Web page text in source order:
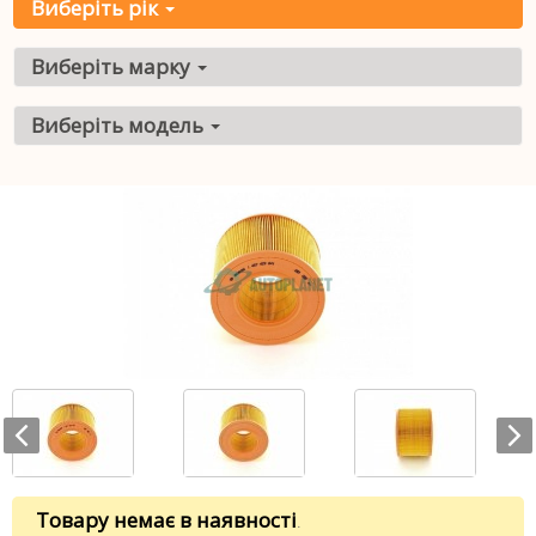
Виберіть рік
Виберіть марку
Виберіть модель
Товару немає в наявності